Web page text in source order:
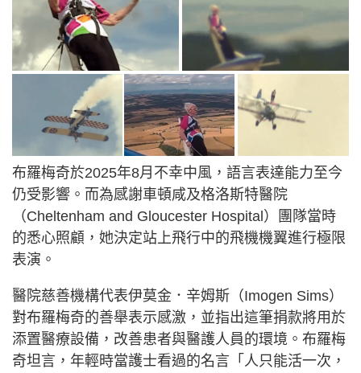
布羅梅奇於2025年8月不幸中風，語言表達能力至今
仍受影響。而為感謝車頓咸及格洛斯特醫院
（Cheltenham and Gloucester Hospital）團隊當時
的悉心照顧，她決定站上飛行中的飛機機翼進行極限
表演。
醫院慈善機構代表伊莫金．辛姆斯（Imogen Sims）
對布羅梅奇的善舉表示感激，並指出這筆捐款將用於
添置醫療設備，改善患者與醫護人員的環境。布羅梅
奇坦言，年輕時當護士看過的名言「人只能活一次，